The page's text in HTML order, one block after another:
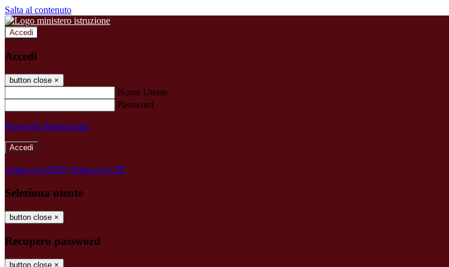
Salta al contenuto
Accedi
Accedi
button close ×
Nome Utente
Password
Password dimenticata?
-
Entra con SPID Entra con CIE
Seleziona utente
button close ×
Recupero password
button close ×